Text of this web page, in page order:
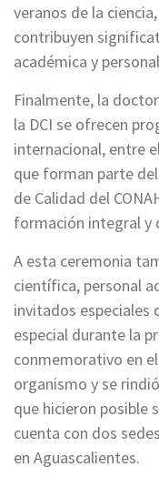
veranos de la
contribuyen
académica y
Finalmente, la
la DCI se ofrecen
internacional, entre
que forman parte
de Calidad del
formación integral y
A esta ceremonia
científica, personal
invitados especiales
especial durante la
conmemorativo en
organismo y se
que hicieron posible
cuenta con dos
en Aguascalientes.